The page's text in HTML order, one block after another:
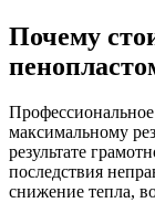
Почему
максимальному
результате
последствия
снижение тепла,